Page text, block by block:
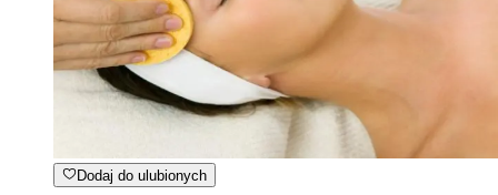
Dodaj do ulubionych